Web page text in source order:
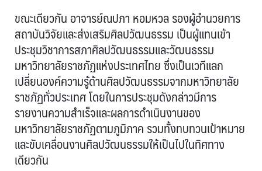
ขณะเดียวกัน อาจารย์ณปภา หอมหวล รองผู้อำนวยการ
สถาบันวิจัยและส่งเสริมศิลปวัฒนธรรม เป็นผู้แทนเข้า
ประชุมวิชาการสภาศิลปวัฒนธรรมและวัฒนธรรม
มหาวิทยาลัยราชภัฏแห่งประเทศไทย ซึ่งเป็นเวทีแลก
เปลี่ยนองค์ความรู้ด้านศิลปวัฒนธรรมจากมหาวิทยาลัย
ราชภัฏทั่วประเทศ โดยในการประชุมดังกล่าวมีการ
รายงานความสำเร็จและผลการดำเนินงานของ
มหาวิทยาลัยราชภัฏตามภูมิภาค รวมทั้งทบทวนเป้าหมาย
และขับเคลื่อนงานศิลปวัฒนธรรมให้เป็นไปในทิศทาง
เดียวกัน